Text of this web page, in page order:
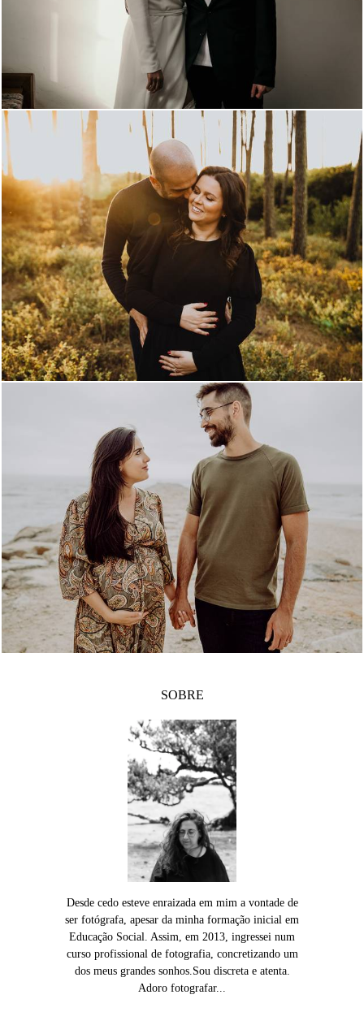
SOBRE
Desde cedo esteve enraizada em mim a vontade de
ser fotógrafa, apesar da minha formação inicial em
Educação Social. Assim, em 2013, ingressei num
curso profissional de fotografia, concretizando um
dos meus grandes sonhos.Sou discreta e atenta.
Adoro fotografar...